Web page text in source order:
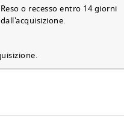
Reso o recesso entro 14 giorni
dall'acquisizione.